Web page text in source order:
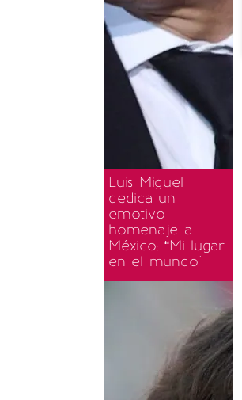
Luis Miguel
dedica un
emotivo
homenaje a
México: “Mi lugar
en el mundo"